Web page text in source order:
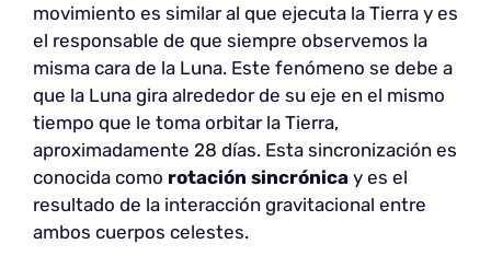
movimiento es similar al que ejecuta la Tierra y es
el responsable de que siempre observemos la
misma cara de la Luna. Este fenómeno se debe a
que la Luna gira alrededor de su eje en el mismo
tiempo que le toma orbitar la Tierra,
aproximadamente 28 días. Esta sincronización es
conocida como rotación sincrónica y es el
resultado de la interacción gravitacional entre
ambos cuerpos celestes.